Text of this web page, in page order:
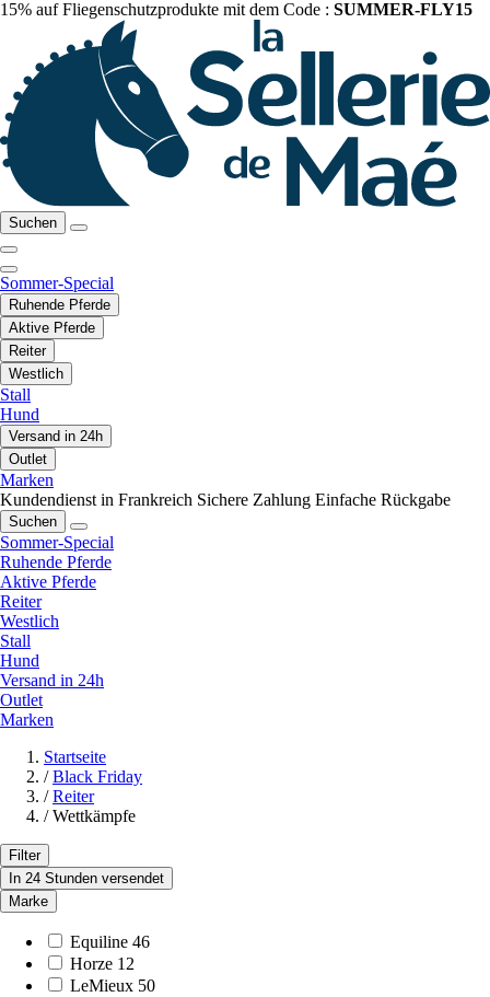
15% auf Fliegenschutzprodukte mit dem Code : SUMMER-FLY15
Suchen
Sommer-Special
Ruhende Pferde
Aktive Pferde
Reiter
Westlich
Stall
Hund
Versand in 24h
Outlet
Marken
Kundendienst in Frankreich Sichere Zahlung Einfache Rückgabe
Suchen
Sommer-Special
Ruhende Pferde
Aktive Pferde
Reiter
Westlich
Stall
Hund
Versand in 24h
Outlet
Marken
Startseite
/ Black Friday
/ Reiter
/ Wettkämpfe
Filter
In 24 Stunden versendet
Marke
Equiline 46
Horze 12
LeMieux 50